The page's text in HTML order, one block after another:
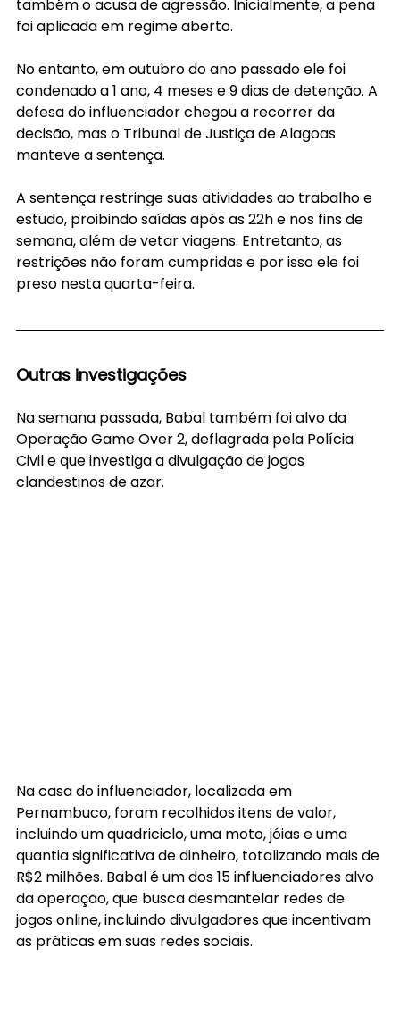
também o acusa de agressão. Inicialmente, a pena
foi aplicada em regime aberto.
No entanto, em outubro do ano passado ele foi
condenado a 1 ano, 4 meses e 9 dias de detenção. A
defesa do influenciador chegou a recorrer da
decisão, mas o Tribunal de Justiça de Alagoas
manteve a sentença.
A sentença restringe suas atividades ao trabalho e
estudo, proibindo saídas após as 22h e nos fins de
semana, além de vetar viagens. Entretanto, as
restrições não foram cumpridas e por isso ele foi
preso nesta quarta-feira.
Outras investigações
Na semana passada, Babal também foi alvo da
Operação Game Over 2, deflagrada pela Polícia
Civil e que investiga a divulgação de jogos
clandestinos de azar.
Na casa do influenciador, localizada em
Pernambuco, foram recolhidos itens de valor,
incluindo um quadriciclo, uma moto, jóias e uma
quantia significativa de dinheiro, totalizando mais de
R$2 milhões. Babal é um dos 15 influenciadores alvo
da operação, que busca desmantelar redes de
jogos online, incluindo divulgadores que incentivam
as práticas em suas redes sociais.